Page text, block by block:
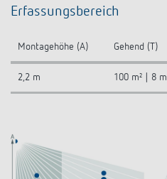
Erfassungsbereich
Montagehöhe (A) Gehend (T)
2,2 m 100 m² | 8 m